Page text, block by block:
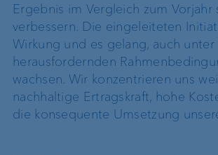
Ergebnis im Vergleich zum Vorjahr
verbessern. Die eingeleiteten
Wirkung und es gelang, auch unter
herausfordernden
wachsen. Wir konzentrieren uns
nachhaltige Ertragskraft, hohe
die konsequente Umsetzung